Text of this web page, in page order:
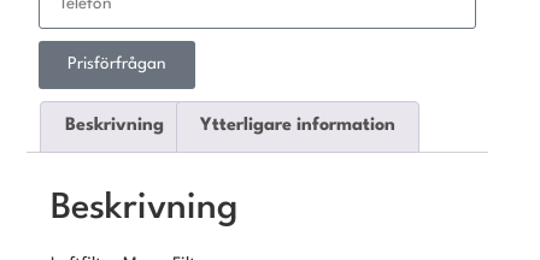
Prisförfrågan
Beskrivning Ytterligare information
Beskrivning